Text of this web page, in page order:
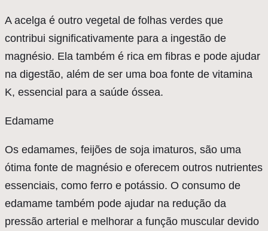
A acelga é outro vegetal de folhas verdes que
contribui significativamente para a ingestão de
magnésio. Ela também é rica em fibras e pode ajudar
na digestão, além de ser uma boa fonte de vitamina
K, essencial para a saúde óssea.
Edamame
Os edamames, feijões de soja imaturos, são uma
ótima fonte de magnésio e oferecem outros nutrientes
essenciais, como ferro e potássio. O consumo de
edamame também pode ajudar na redução da
pressão arterial e melhorar a função muscular devido